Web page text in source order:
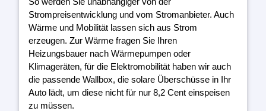
Strompreisentwicklung und vom Stromanbieter. Auch
Wärme und Mobilität lassen sich aus Strom
erzeugen. Zur Wärme fragen Sie Ihren
Heizungsbauer nach Wärmepumpen oder
Klimageräten, für die Elektromobilität haben wir auch
die passende Wallbox, die solare Überschüsse in Ihr
Auto lädt, um diese nicht für nur 8,2 Cent einspeisen
zu müssen.